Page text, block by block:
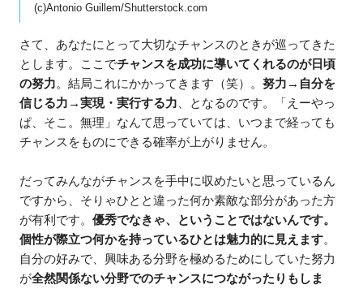
(c)Antonio Guillem/Shutterstock.com
さて、あなたにとって大切なチャンスのときが巡ってきた
とします。ここでチャンスを成功に導いてくれるのが日頃
の努力。結局これにかかってきます（笑）。努力→自分を
信じる力→実現・実行する力 、となるのです。「えーやっ
ぱ、そこ。無理」なんて思っていては、いつまで経っても
チャンスをものにできる確率が上がりません。
だってみんながチャンスを手中に収めたいと思っているん
ですから、そりゃひとと違った何か素敵な部分があった方
が有利です。優秀でなきゃ、ということではないんです。
個性が際立つ何かを持っているひとは魅力的に見えます。
自分の好みで、興味ある分野を極めるためにしていた努力
が全然関係ない分野でのチャンスにつながったりもしま